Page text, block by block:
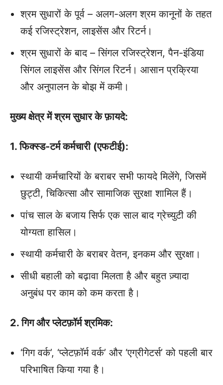
श्रम सुधारों के पूर्व – अलग-अलग श्रम कानूनों के तहत
कई रजिस्ट्रेशन, लाइसेंस और रिटर्न।
श्रम सुधारों के बाद – सिंगल रजिस्ट्रेशन, पैन-इंडिया
सिंगल लाइसेंस और सिंगल रिटर्न। आसान प्रक्रिया
और अनुपालन के बोझ में कमी।
मुख्य क्षेत्र में श्रम सुधार के फ़ायदे:
1. फिक्स्ड-टर्म कर्मचारी (एफटीई):
स्थायी कर्मचारियों के बराबर सभी फायदे मिलेंगे, जिसमें
छुट्टी, चिकित्सा और सामाजिक सुरक्षा शामिल हैं।
पांच साल के बजाय सिर्फ एक साल बाद ग्रेच्युटी की
योग्यता हासिल।
स्थायी कर्मचारी के बराबर वेतन, इनकम और सुरक्षा।
सीधी बहाली को बढ़ावा मिलता है और बहुत ज़्यादा
अनुबंध पर काम को कम करता है।
2. गिग और प्लेटफ़ॉर्म श्रमिक:
‘गिग वर्क’, ‘प्लेटफ़ॉर्म वर्क’ और ‘एग्रीगेटर्स’ को पहली बार
परिभाषित किया गया है।